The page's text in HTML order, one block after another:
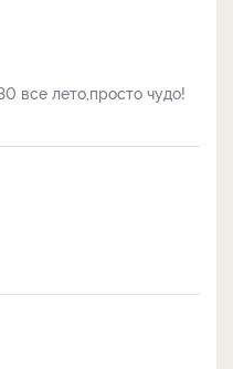
все лето,просто чудо!